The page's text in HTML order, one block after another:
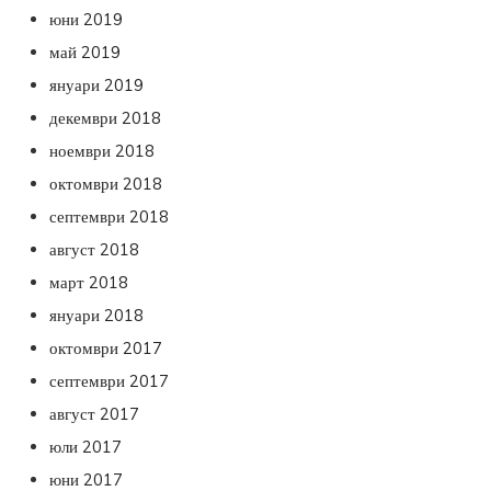
юни 2019
май 2019
януари 2019
декември 2018
ноември 2018
октомври 2018
септември 2018
август 2018
март 2018
януари 2018
октомври 2017
септември 2017
август 2017
юли 2017
юни 2017